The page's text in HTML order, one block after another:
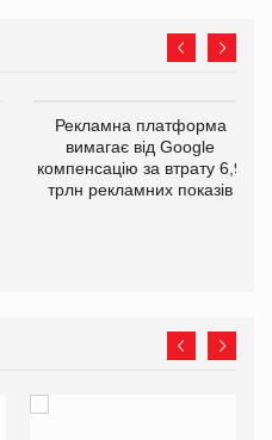
Рекламна платформа
вимагає від Google
компенсацію за втрату 6,9
трлн рекламних показів